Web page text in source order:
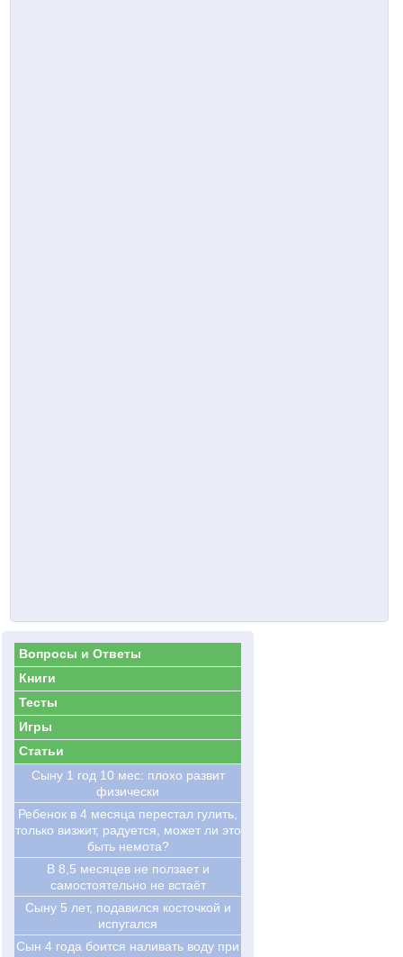
Вопросы и Ответы
Книги
Тесты
Игры
Статьи
Сыну 1 год 10 мес: плохо развит
физически
Ребенок в 4 месяца перестал гулить,
только визжит, радуется, может ли это
быть немота?
В 8,5 месяцев не ползает и
самостоятельно не встаёт
Сыну 5 лет, подавился косточкой и
испугался
Сын 4 года боится наливать воду при